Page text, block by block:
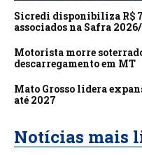
Sicredi disponibiliza R$
associados na Safra
Motorista morre
descarregamento em MT
Mato Grosso lidera
até 2027
Notícias mais